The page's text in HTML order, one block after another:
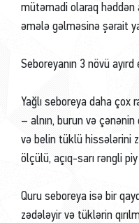
mütəmadi olaraq həddən
əmələ gəlməsinə şərait
Seboreyanın 3 növü ayırd
Yağlı seboreya daha çox
– alnın, burun və
və belin tüklü hissələrini
ölçülü, açıq-sarı rəngli
Quru seboreya isə bir
zədələyir və tüklərin